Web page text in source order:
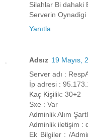
Silahlar Bi dahaki
Serverin
Yanıtla
Adsız 19 Mayıs,
Server adı :
İp adresi :
Kaç Kişilik: 30+2
Sxe : Var
Adminlik Alım
Adminlik iletişim :
Ek Bilgiler : /